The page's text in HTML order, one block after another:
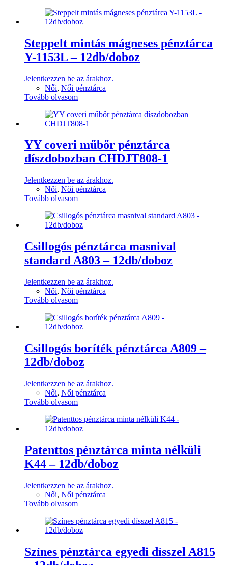
Steppelt mintás mágneses pénztárca
Y-1153L – 12db/doboz
Jelentkezzen be az árakhoz.
Női, Női pénztárca
Tovább olvasom
YY coveri műbőr pénztárca
díszdobozban CHDJT808-1
Jelentkezzen be az árakhoz.
Női, Női pénztárca
Tovább olvasom
Csillogós pénztárca masnival
standard A803 – 12db/doboz
Jelentkezzen be az árakhoz.
Női, Női pénztárca
Tovább olvasom
Csillogós boríték pénztárca A809 –
12db/doboz
Jelentkezzen be az árakhoz.
Női, Női pénztárca
Tovább olvasom
Patenttos pénztárca minta nélküli
K44 – 12db/doboz
Jelentkezzen be az árakhoz.
Női, Női pénztárca
Tovább olvasom
Színes pénztárca egyedi dísszel A815